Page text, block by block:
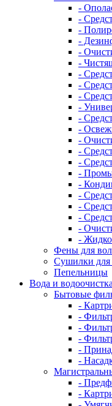
-
-
-
-
-
-
-
-
-
-
-
-
-
-
-
-
-
-
-
-
-
-
Фены для
Сушилки для
Пепельницы
Вода и водоочистка
Бытовые
-
-
-
-
-
-
-
-